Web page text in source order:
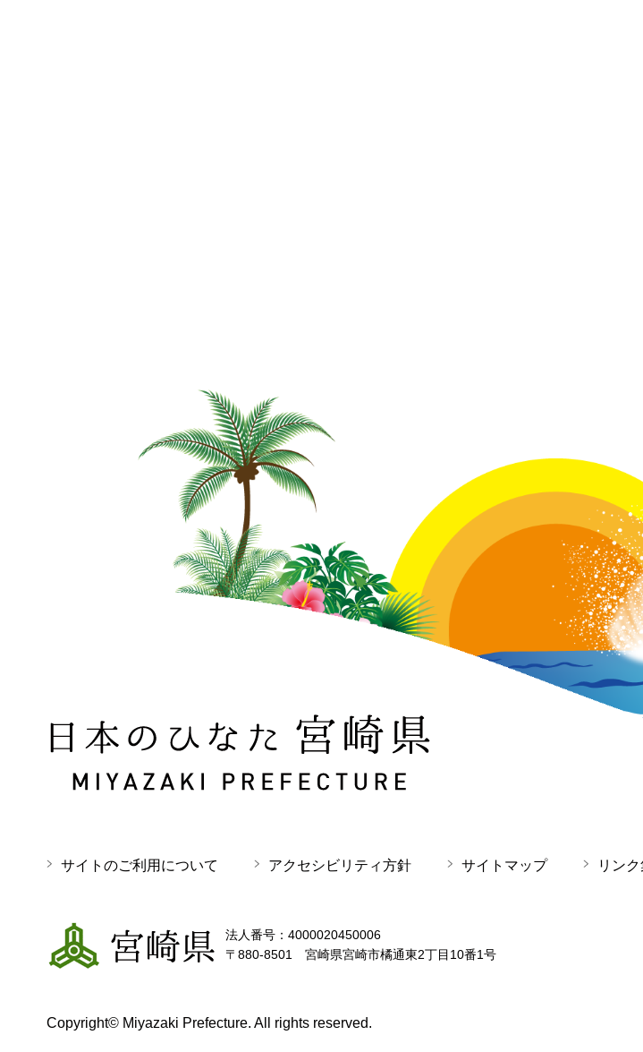
日本のひなた 宮崎県 MIYAZAKI PREFECTURE
サイトのご利用について アクセシビリティ方針 サイトマップ リン
宮崎県
法人番号：4000020450006
〒880-8501 宮崎県宮崎市橘通東2丁目10番1号
Copyright© Miyazaki Prefecture. All rights reserved.